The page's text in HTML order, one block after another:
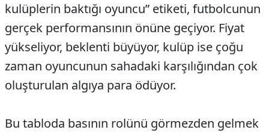
kulüplerin baktığı oyuncu” etiketi, futbolcunun
gerçek performansının önüne geçiyor. Fiyat
yükseliyor, beklenti büyüyor, kulüp ise çoğu
zaman oyuncunun sahadaki karşılığından çok
oluşturulan algıya para ödüyor.
Bu tabloda basının rolünü görmezden gelmek